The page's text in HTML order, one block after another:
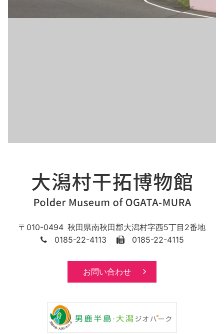
010-0494 秋田県南秋田郡大潟村字西5丁目2番地
0185-22-4113
0185-22-4115
お問い合わせ